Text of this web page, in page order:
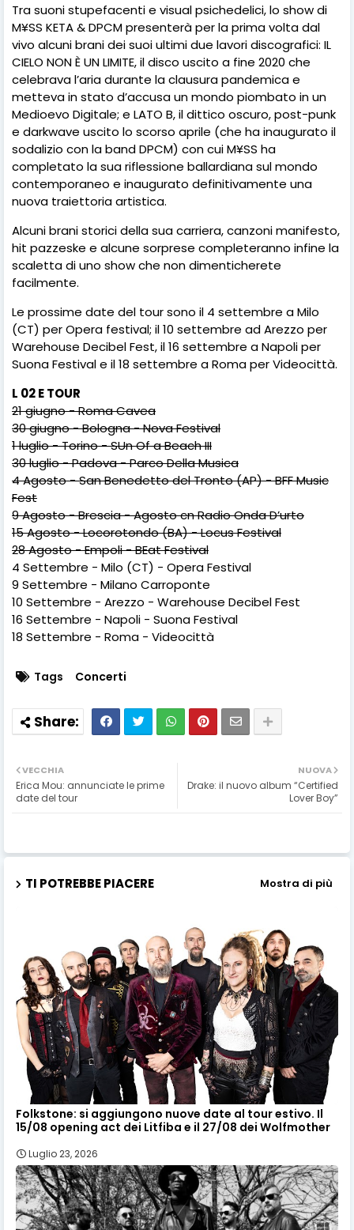
Tra suoni stupefacenti e visual psichedelici, lo show di
M¥SS KETA & DPCM presenterà per la prima volta dal
vivo alcuni brani dei suoi ultimi due lavori discografici: IL
CIELO NON È UN LIMITE, il disco uscito a fine 2020 che
celebrava l’aria durante la clausura pandemica e
metteva in stato d’accusa un mondo piombato in un
Medioevo Digitale; e LATO B, il dittico oscuro, post-punk
e darkwave uscito lo scorso aprile (che ha inaugurato il
sodalizio con la band DPCM) con cui M¥SS ha
completato la sua riflessione ballardiana sul mondo
contemporaneo e inaugurato definitivamente una
nuova traiettoria artistica.
Alcuni brani storici della sua carriera, canzoni manifesto,
hit pazzeske e alcune sorprese completeranno infine la
scaletta di uno show che non dimenticherete
facilmente.
Le prossime date del tour sono il 4 settembre a Milo
(CT) per Opera festival; il 10 settembre ad Arezzo per
Warehouse Decibel Fest, il 16 settembre a Napoli per
Suona Festival e il 18 settembre a Roma per Videocittà.
L 02 E TOUR
21 giugno - Roma Cavea
30 giugno - Bologna - Nova Festival
1 luglio - Torino - SUn Of a Beach III
30 luglio - Padova - Parco Della Musica
4 Agosto - San Benedetto del Tronto (AP) - BFF Music
Fest
9 Agosto - Brescia - Agosto cn Radio Onda D’urto
15 Agosto - Locorotondo (BA) - Locus Festival
28 Agosto - Empoli - BEat Festival
4 Settembre - Milo (CT) - Opera Festival
9 Settembre - Milano Carroponte
10 Settembre - Arezzo - Warehouse Decibel Fest
16 Settembre - Napoli - Suona Festival
18 Settembre - Roma - Videocittà
Tags Concerti
NUOVA
Drake: il nuovo album “Certified
Lover Boy”
VECCHIA
Erica Mou: annunciate le prime
date del tour
TI POTREBBE PIACERE Mostra di più
Folkstone: si aggiungono nuove date al tour estivo. Il
15/08 opening act dei Litfiba e il 27/08 dei Wolfmother
Luglio 23, 2026